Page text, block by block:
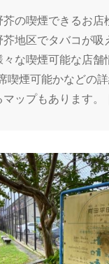
の喫煙できるお店
地区でタバコが吸
な喫煙可能な店舗
喫煙可能かなどの
ップもあります。